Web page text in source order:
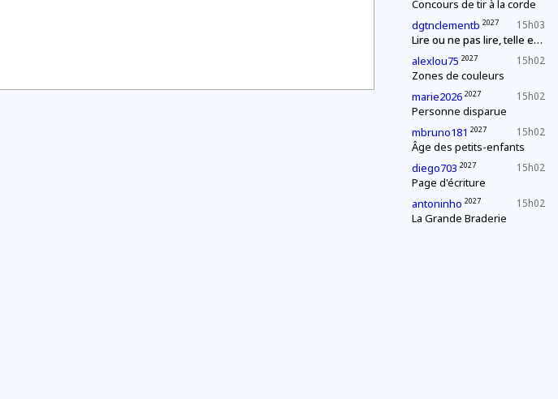
Concours de tir à la corde
15h03
dgtnclementb 2027
Lire ou ne pas lire, telle est (à nouveau) la question
15h02
alexlou75 2027
Zones de couleurs
15h02
marie2026 2027
Personne disparue
15h02
mbruno181 2027
Âge des petits-enfants
15h02
diego703 2027
Page d'écriture
15h02
antoninho 2027
La Grande Braderie